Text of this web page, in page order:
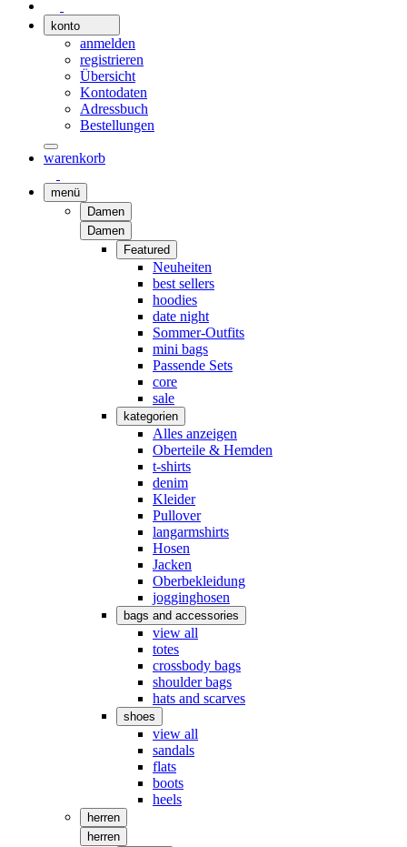
konto
anmelden
registrieren
Übersicht
Kontodaten
Adressbuch
Bestellungen
warenkorb
menü
Damen
Damen
Featured
Neuheiten
best sellers
hoodies
date night
Sommer-Outfits
mini bags
Passende Sets
core
sale
kategorien
Alles anzeigen
Oberteile & Hemden
t-shirts
denim
Kleider
Pullover
langarmshirts
Hosen
Jacken
Oberbekleidung
jogginghosen
bags and accessories
view all
totes
crossbody bags
shoulder bags
hats and scarves
shoes
view all
sandals
flats
boots
heels
herren
herren